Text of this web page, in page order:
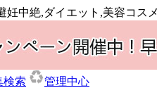
中絶,ダイエット,美容コス
検索
管理中心